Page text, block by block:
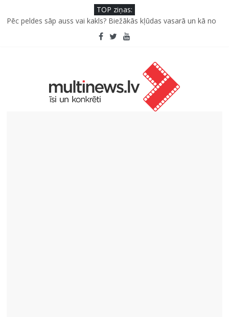
TOP ziņas:
Pūtēju orķestru svētki Rojā
Pēc peldes sāp auss vai kakls? Biežākās kļūdas vasarā un kā no
Šefpavārs iesaka, kā gudri un izdevīgi izmantot kabačus no
sezonas sākuma līdz pat ziemai
5 svarīgi soļi, lai bērns skolā atgrieztos vesels un gatavs